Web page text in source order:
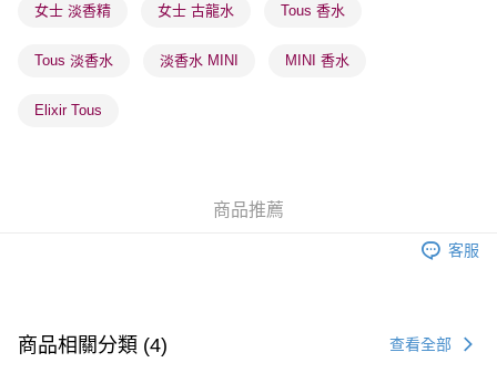
物流公司進行物流配送
取。逾期會取消訂單，並不會安排重寄
取。逾期會取消訂單，並不會安排重寄
女士 淡香精 女士 古龍水 Tous 香水
Tous 淡香水 淡香水 MINI MINI 香水
Elixir Tous
商品推薦
客服
商品相關分類 (4) 查看全部